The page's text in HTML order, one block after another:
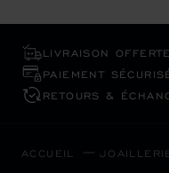
LIVRAISON OFFERTE
PAIEMENT
RETOURS &
ACCUEIL JOAILLERIE